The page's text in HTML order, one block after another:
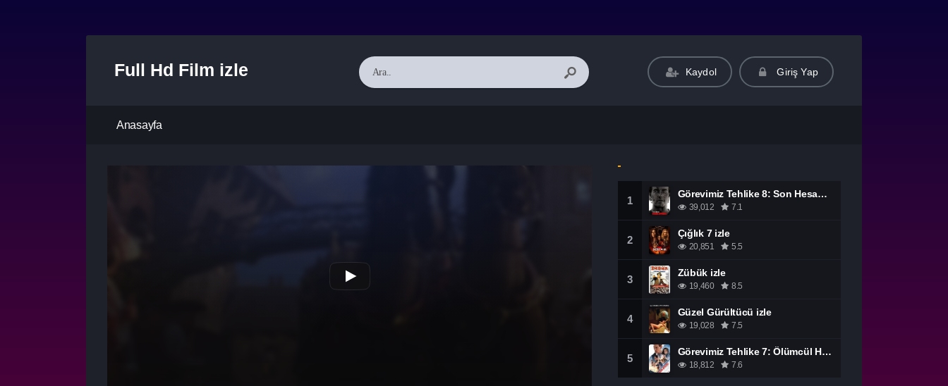
Full Hd Film izle Kaydol Giriş Yap
Anasayfa
1
Görevimiz Tehlike 8: Son Hesaplaşma izle
39,012 7.1
2
Çığlık 7 izle
20,851 5.5
3
Zübük izle
19,460 8.5
4
Güzel Gürültücü izle
19,028 7.5
5
Görevimiz Tehlike 7: Ölümcül Hesaplaşma Bölüm 1 izle
18,812 7.6